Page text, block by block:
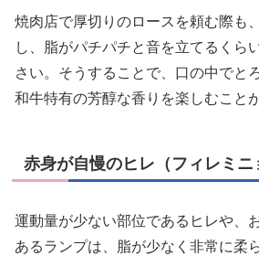
焼肉店で厚切りのロースを頼む際も
し、脂がパチパチと音を立てるくら
さい。そうすることで、口の中でと
和牛特有の芳醇な香りを楽しむこと
赤身が自慢のヒレ（フィレミ
運動量が少ない部位であるヒレや、
あるランプは、脂が少なく非常に柔